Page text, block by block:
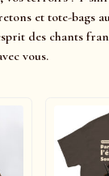
et tote-bags
des chants
vous.